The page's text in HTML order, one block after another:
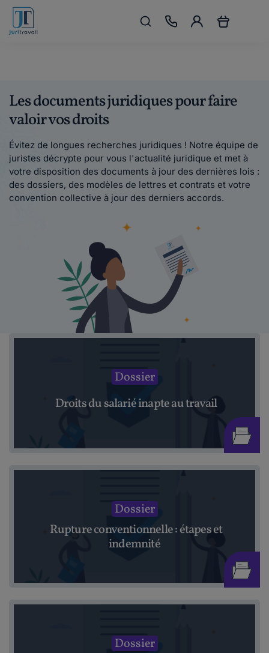
Les documents juridiques pour faire
valoir vos droits
Évitez de longues recherches juridiques ! Notre équipe de
juristes décrypte pour vous l'actualité juridique et met à
votre disposition des documents à jour des dernières lois :
des dossiers, des modèles de lettres et contrats et votre
convention collective à jour des derniers accords.
Dossier
Droits du salarié inapte au travail
Dossier
Rupture conventionnelle : étapes et
indemnité
Dossier